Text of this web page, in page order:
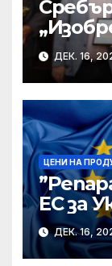
ДЕК. 16,
ЦЕНИ НА
ЕС за
евро
ДЕК. 16,